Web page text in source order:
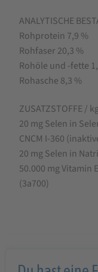
Selen
für
Pferde
ANALYTISCHE
Rohprotein 7,9 %
Rohfaser 20,3 %
Rohöle und -fette
Rohasche 8,3 %
ZUSATZSTOFFE /
20 mg Selen in
CNCM I-360
20 mg Selen in
50.000 mg Vitamin
(3a700)